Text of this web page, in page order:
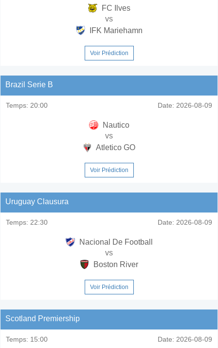
FC Ilves
vs
IFK Mariehamn
Voir Prédiction
Brazil Serie B
Temps: 20:00 Date: 2026-08-09
Nautico
vs
Atletico GO
Voir Prédiction
Uruguay Clausura
Temps: 22:30 Date: 2026-08-09
Nacional De Football
vs
Boston River
Voir Prédiction
Scotland Premiership
Temps: 15:00 Date: 2026-08-09